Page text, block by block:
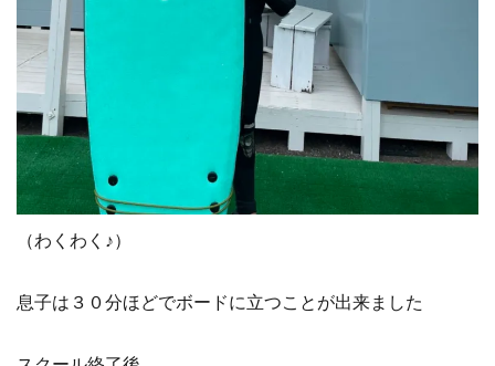
（わくわく♪）
息子は３０分ほどでボードに立つことが出来ました